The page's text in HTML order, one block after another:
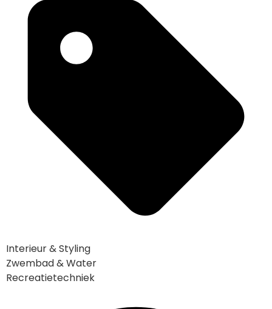
Interieur & Styling
Zwembad & Water
Recreatietechniek